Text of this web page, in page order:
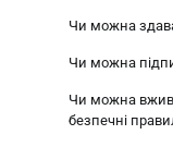
Чи можна
Чи можна
Чи можна
безпечні